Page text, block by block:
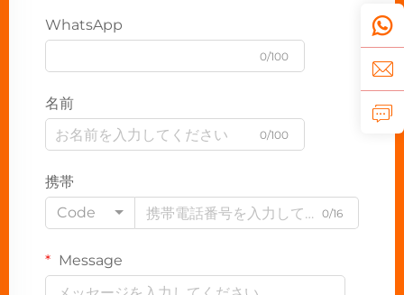
WhatsApp
0/100
名前
0/100
携帯
Code
0/16
Message